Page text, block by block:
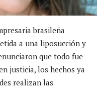
brasileña
a una liposucción y
que todo fue
justicia, los hechos ya
realizan las